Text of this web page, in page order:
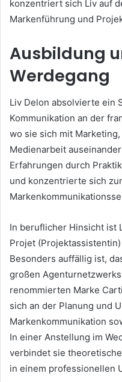
konzentriert sich Liv auf
Markenführung und
Ausbildung
Werdegang
Liv Delon absolvierte ein
Kommunikation an der
wo sie sich mit
Medienarbeit
Erfahrungen durch
und konzentrierte sich
In beruflicher Hinsicht ist
Projet
Besonders auffällig ist,
großen
renommierten Marke
sich an der Planung und
Markenkommunikation
In einer Anstellung im
verbindet sie
in einem professionellen